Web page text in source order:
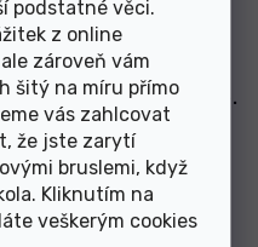
podstatné věci.
z online
zároveň vám
šitý na míru přímo
vás zahlcovat
že jste zarytí
bruslemi, když
Kliknutím na
veškerým cookies
POHODLÍ VS.
KNITTED ENGINEERED
–TO JSOU ZŘEJMĚ DVA